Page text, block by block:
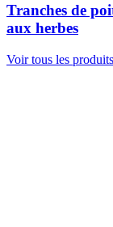
Tranches de
aux herbes
Voir tous les produits